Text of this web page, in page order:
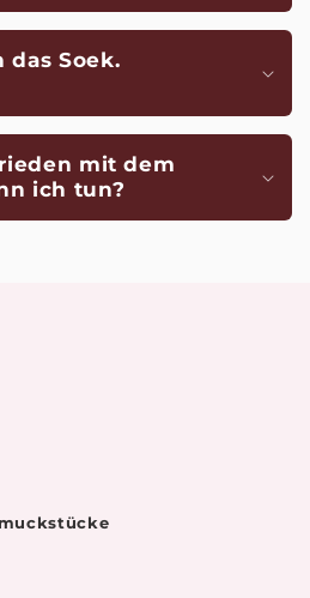
Soek.
mit dem
ich tun?